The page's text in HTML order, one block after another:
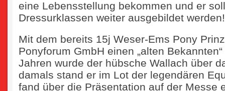
eine Lebensstellung bekommen und er
Dressurklassen weiter ausgebildet werden!
Mit dem bereits 15j Weser-Ems Pony
Ponyforum GmbH einen „alten
Jahren wurde der hübsche Wallach über
damals stand er im Lot der legendären
fand über die Präsentation auf der Messe